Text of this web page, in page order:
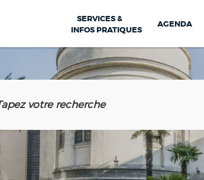
SERVICES &
INFOS PRATIQUES
AGENDA